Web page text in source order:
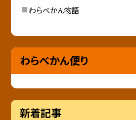
わらべかん物語
わらべかん便り
新着記事